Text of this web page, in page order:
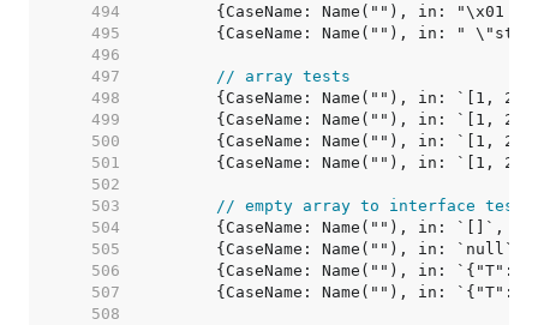
   494
   495
   496
   497
// array tests
   498
   499
   500
   501
   502
   503
// empty array to interface test
   504
   505
   506
   507
   508